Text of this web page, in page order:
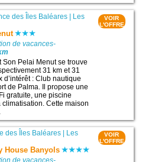
des Îles Baléares
Les
de vacances-
Son Pelai Menut se trouve
31 km et 31
d’intérêt : Club nautique
de Palma. Il propose une
gratuite, une piscine
climatisation. Cette maison
VOIR
L'OFFRE
des Îles Baléares
Les
House Banyols
VOIR
L'OFFRE